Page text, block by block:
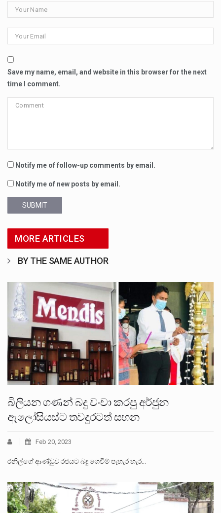
Save my name, email, and website in this browser for the next
time I comment.
Notify me of follow-up comments by email.
Notify me of new posts by email.
SUBMIT
MORE ARTICLES
BY THE SAME AUTHOR
බිලියන ගණන් බදු වංචා කරපු අර්ජුන
ඇලෝසියස්ට තවදුරටත් සහන
Feb 20, 2023
රනිල්ගේ ආණ්ඩුව රජයට බදු ගෙවීම් පැහැර හැර…